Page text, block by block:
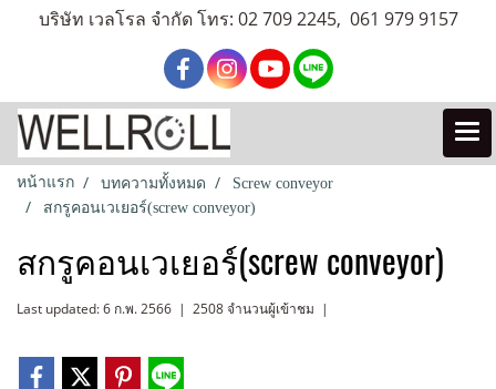
บริษัท เวลโรล จำกัด โทร: 02 709 2245, 061 979 9157
หน้าแรก บทความทั้งหมด
Screw conveyor
สกรูคอนเวเยอร์(screw conveyor)
สกรูคอนเวเยอร์(screw conveyor)
Last updated: 6 ก.พ. 2566 | 2508 จำนวนผู้เข้าชม |